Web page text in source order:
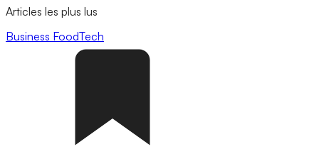
Articles les plus lus
Business FoodTech